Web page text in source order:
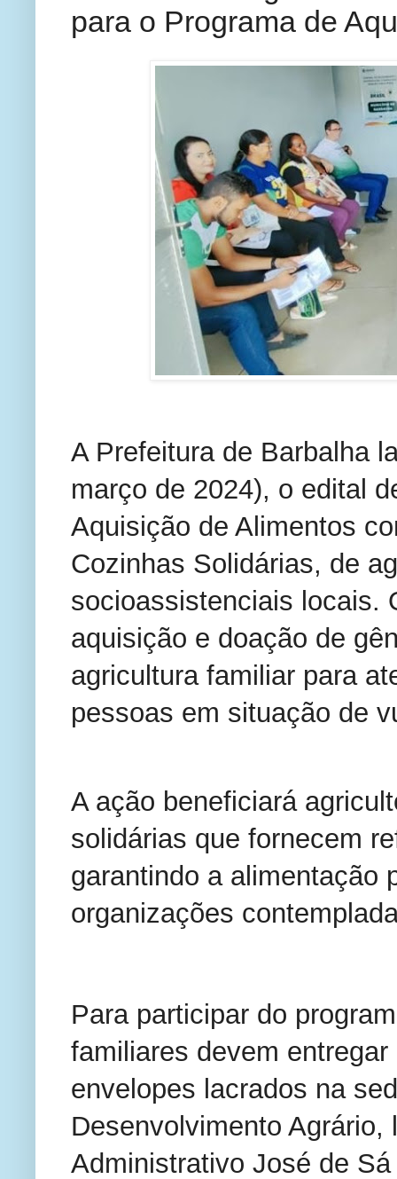
para o Programa de
A Prefeitura de Barbalha
março de 2024), o edital
Aquisição de Alimentos
Cozinhas Solidárias, de
socioassistenciais locais.
aquisição e doação de
agricultura familiar para
pessoas em situação de
A ação beneficiará
solidárias que fornecem
garantindo a alimentação
organizações
Para participar do
familiares devem
envelopes lacrados na
Desenvolvimento Agrário,
Administrativo José de